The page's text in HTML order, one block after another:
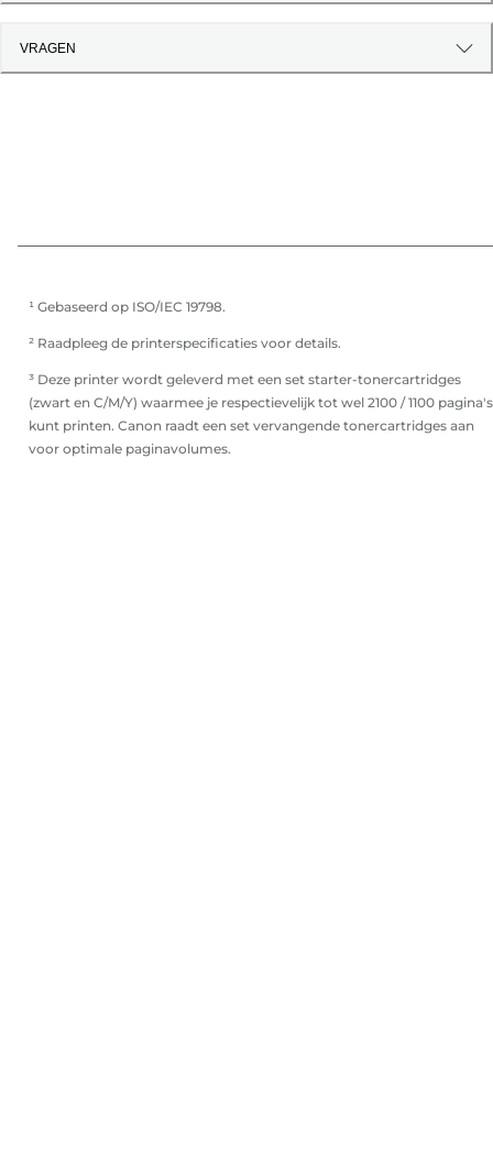
VRAGEN
¹ Gebaseerd op ISO/IEC 19798.
² Raadpleeg de printerspecificaties voor details.
³ Deze printer wordt geleverd met een set starter-tonercartridges
(zwart en C/M/Y) waarmee je respectievelijk tot wel 2100 / 1100 pagina's
kunt printen. Canon raadt een set vervangende tonercartridges aan
voor optimale paginavolumes.